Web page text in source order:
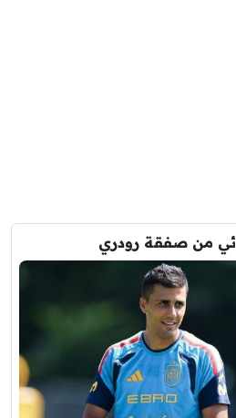
من صفقة رودري